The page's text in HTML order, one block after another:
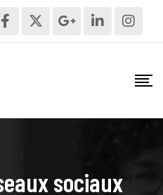
sociaux